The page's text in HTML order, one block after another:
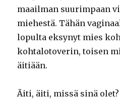
maailman suurimpaan
miehestä. Tähän
lopulta eksynyt mies
kohtalotoverin, toisen
äitiään.
Äiti, äiti, missä sinä olet?